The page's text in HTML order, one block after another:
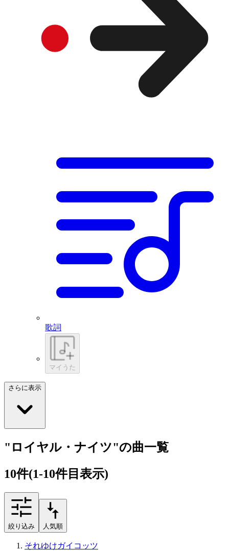
歌詞
マイうた
さらに表示
"ロイヤル・ナイツ"の曲一覧
10件(1-10件目表示)
絞り込み 人気順
それゆけガイコッツ